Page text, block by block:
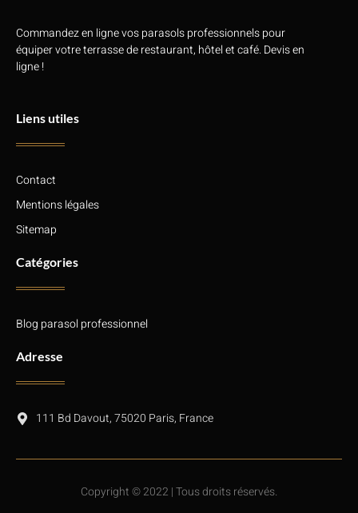
Commandez en ligne vos parasols professionnels pour
équiper votre terrasse de restaurant, hôtel et café. Devis en
ligne !
Liens utiles
Contact
Mentions légales
Sitemap
Catégories
Blog parasol professionnel
Adresse
111 Bd Davout, 75020 Paris, France
Copyright © 2022 | Tous droits réservés.